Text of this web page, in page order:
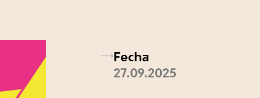
Fecha
27.09.2025